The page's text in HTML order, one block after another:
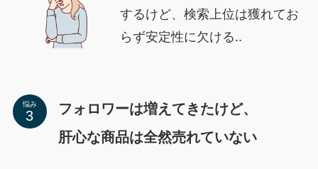
するけど、検索上位は獲れてお
らず安定性に欠ける..
悩み
フォロワーは増えてきたけど、
肝心な商品は全然売れていない